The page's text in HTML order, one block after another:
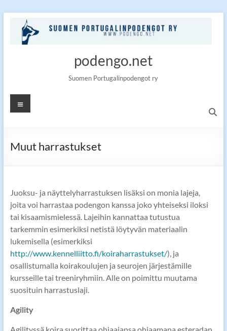
content
podengo.net
Suomen Portugalinpodengot ry
Valikko
Muut harrastukset
Juoksu- ja näyttelyharrastuksen lisäksi on monia lajeja,
joita voi harrastaa podengon kanssa joko yhteiseksi iloksi
tai kisaamismielessä. Lajeihin kannattaa tutustua
tarkemmin esimerkiksi netistä löytyvän materiaalin
lukemisella (esimerkiksi
http://www.kennelliitto.fi/koiraharrastukset/), ja
osallistumalla koirakoulujen ja seurojen järjestämille
kursseille tai treeniryhmiin. Alle on poimittu muutama
suosituin harrastuslaji.
Agility